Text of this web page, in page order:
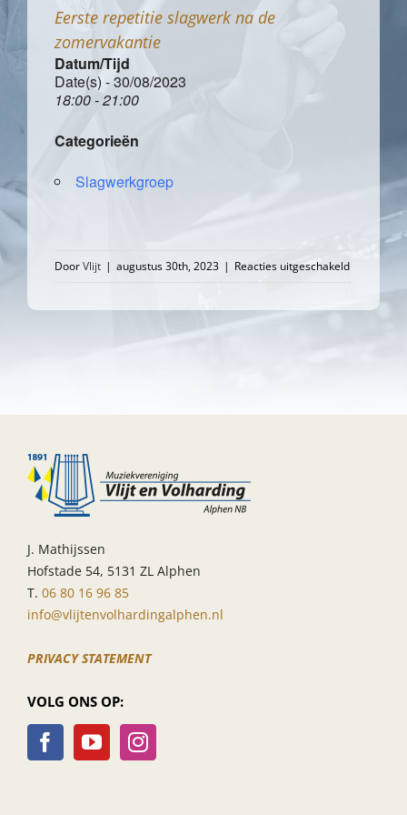
Eerste repetitie slagwerk na de
zomervakantie
Datum/Tijd
Date(s) - 30/08/2023
18:00 - 21:00
Categorieën
Slagwerkgroep
DoorVlijt | augustus 30th, 2023 | Reacties uitgeschakeldvoor
repetitie
J. Mathijssen
Hofstade 54, 5131 ZL Alphen
T. 06 80 16 96 85
info@vlijtenvolhardingalphen.nl
PRIVACY STATEMENT
VOLG ONS OP: